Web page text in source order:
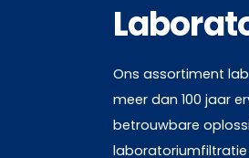
Ons assortiment
meer dan 100 jaar
betrouwbare
laboratoriumfiltratie